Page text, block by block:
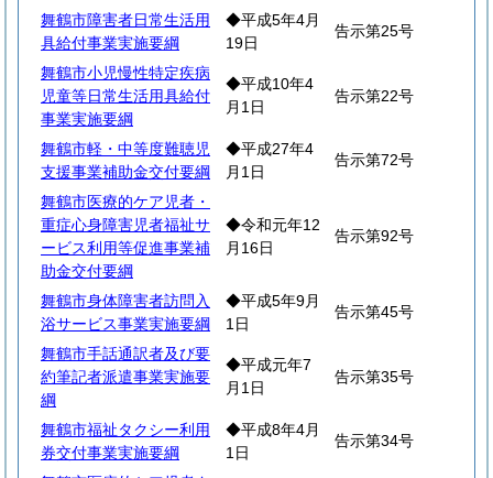
舞鶴市障害者日常生活用
具給付事業実施要綱
◆平成5年4月
19日
告示第25号
舞鶴市小児慢性特定疾病
児童等日常生活用具給付
事業実施要綱
◆平成10年4
月1日
告示第22号
舞鶴市軽・中等度難聴児
支援事業補助金交付要綱
◆平成27年4
月1日
告示第72号
舞鶴市医療的ケア児者・
重症心身障害児者福祉サ
ービス利用等促進事業補
助金交付要綱
◆令和元年12
月16日
告示第92号
舞鶴市身体障害者訪問入
浴サービス事業実施要綱
◆平成5年9月
1日
告示第45号
舞鶴市手話通訳者及び要
約筆記者派遣事業実施要
綱
◆平成元年7
月1日
告示第35号
舞鶴市福祉タクシー利用
券交付事業実施要綱
◆平成8年4月
1日
告示第34号